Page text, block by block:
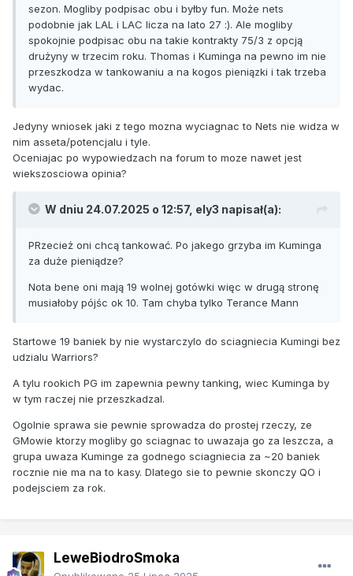
sezon. Mogliby podpisac obu i byłby fun. Może nets
podobnie jak LAL i LAC licza na lato 27 :). Ale mogliby
spokojnie podpisac obu na takie kontrakty 75/3 z opcją
drużyny w trzecim roku. Thomas i Kuminga na pewno im nie
przeszkodza w tankowaniu a na kogos pieniązki i tak trzeba
wydac.
Jedyny wniosek jaki z tego mozna wyciagnac to Nets nie widza w
nim asseta/potencjalu i tyle.
Oceniajac po wypowiedzach na forum to moze nawet jest
wiekszosciowa opinia?
W dniu 24.07.2025 o 12:57, ely3 napisał(a):
PRzecież oni chcą tankować. Po jakego grzyba im Kuminga
za duże pieniądze?
Nota bene oni mają 19 wolnej gotówki więc w drugą stronę
musiałoby pójśc ok 10. Tam chyba tylko Terance Mann
Startowe 19 baniek by nie wystarczylo do sciagniecia Kumingi bez
udzialu Warriors?
A tylu rookich PG im zapewnia pewny tanking, wiec Kuminga by
w tym raczej nie przeszkadzal.
Ogolnie sprawa sie pewnie sprowadza do prostej rzeczy, ze
GMowie ktorzy mogliby go sciagnac to uwazaja go za leszcza, a
grupa uwaza Kuminge za godnego sciagniecia za ~20 baniek
rocznie nie ma na to kasy. Dlatego sie to pewnie skonczy QO i
podejsciem za rok.
LeweBiodroSmoka